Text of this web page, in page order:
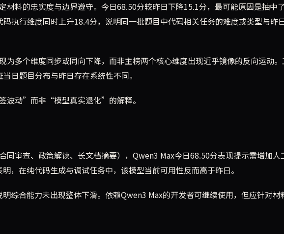
材料的忠实度与边界遵守。今日68.50分较昨日下降15.1分，最可能原因是抽中
执行维度同时上升18.4分，说明同一批题目中代码相关任务的难度或类型与昨
为多个维度同步或同向下降，而非主榜两个核心维度出现近乎镜像的反向运动
日题目分布与昨日存在系统性不同。
波动”而非“模型真实退化”的解释。
同审查、政策解读、长文档摘要），Qwen3 Max今日68.50分表现提示需增加人
，在纯代码生成与调试任务中，该模型当前可用性反而高于昨日。
综合能力未出现整体下滑。依赖Qwen3 Max的开发者可继续使用，但应针对材